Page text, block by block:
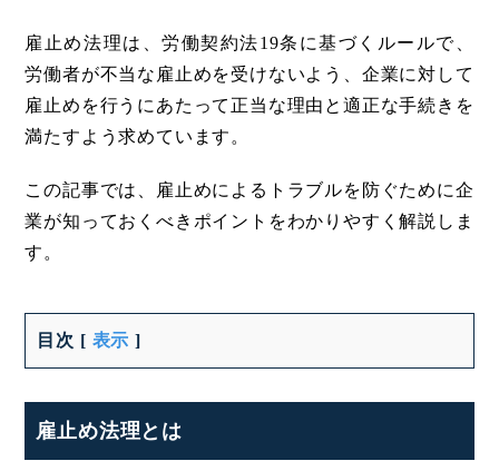
雇止め法理は、労働契約法19条に基づくルールで、
労働者が不当な雇止めを受けないよう、企業に対して
雇止めを行うにあたって正当な理由と適正な手続きを
満たすよう求めています。
この記事では、雇止めによるトラブルを防ぐために企
業が知っておくべきポイントをわかりやすく解説しま
す。
目次 [ 表示 ]
雇止め法理とは